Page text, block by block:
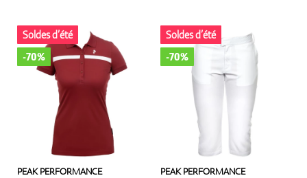
PEAK PERFORMANCE
Soldes d’été
-70%
PEAK PERFORMANCE
Soldes d’été
-70%